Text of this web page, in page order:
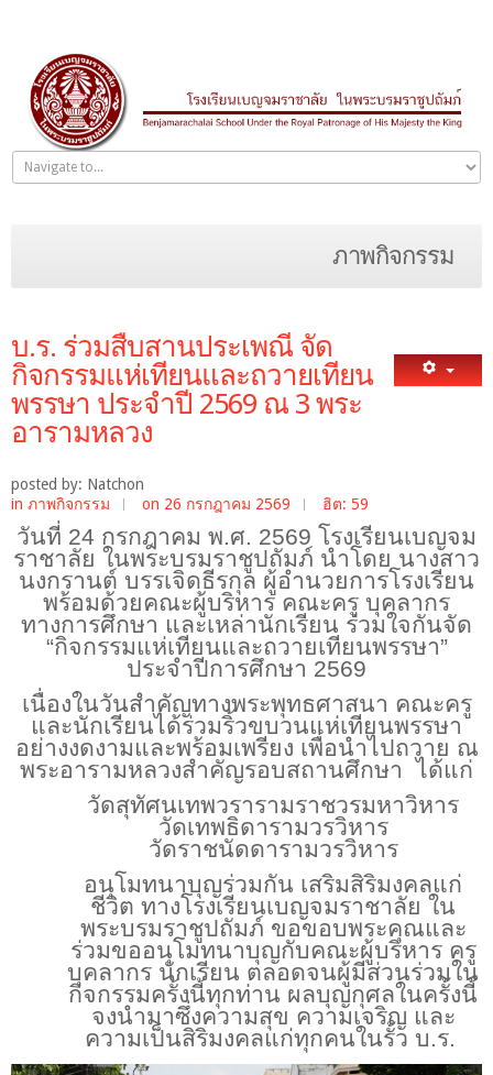
ภาพกิจกรรม
บ.ร. ร่วมสืบสานประเพณี จัด
กิจกรรมแห่เทียนและถวายเทียน
พรรษา ประจำปี 2569 ณ 3 พระ
อารามหลวง
posted by: Natchon
in ภาพกิจกรรม on 26 กรกฎาคม 2569 ฮิต: 59
วันที่ 24 กรกฎาคม พ.ศ. 2569 โรงเรียนเบญจม
ราชาลัย ในพระบรมราชูปถัมภ์ นำโดย นางสาว
นงกรานต์ บรรเจิดธีรกุล ผู้อำนวยการโรงเรียน
พร้อมด้วยคณะผู้บริหาร คณะครู บุคลากร
ทางการศึกษา และเหล่านักเรียน ร่วมใจกันจัด
“กิจกรรมแห่เทียนและถวายเทียนพรรษา”
ประจำปีการศึกษา 2569
เนื่องในวันสำคัญทางพระพุทธศาสนา คณะครู
และนักเรียนได้ร่วมริ้วขบวนแห่เทียนพรรษา
อย่างงดงามและพร้อมเพรียง เพื่อนำไปถวาย ณ
พระอารามหลวงสำคัญรอบสถานศึกษา ได้แก่
วัดสุทัศนเทพวรารามราชวรมหาวิหาร
วัดเทพธิดารามวรวิหาร
วัดราชนัดดารามวรวิหาร
อนุโมทนาบุญร่วมกัน เสริมสิริมงคลแก่
ชีวิต ทางโรงเรียนเบญจมราชาลัย ใน
พระบรมราชูปถัมภ์ ขอขอบพระคุณและ
ร่วมขออนุโมทนาบุญกับคณะผู้บริหาร ครู
บุคลากร นักเรียน ตลอดจนผู้มีส่วนร่วมใน
กิจกรรมครั้งนี้ทุกท่าน ผลบุญกุศลในครั้งนี้
จงนำมาซึ่งความสุข ความเจริญ และ
ความเป็นสิริมงคลแก่ทุกคนในรั้ว บ.ร.